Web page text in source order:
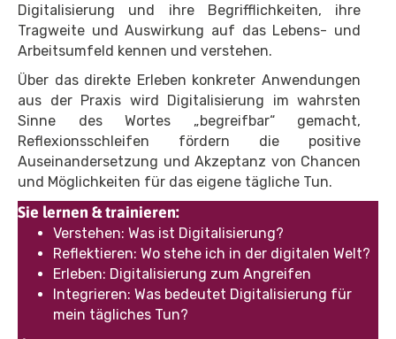
Digitalisierung und ihre Begrifflichkeiten, ihre
Tragweite und Auswirkung auf das Lebens- und
Arbeitsumfeld kennen und verstehen.
Über das direkte Erleben konkreter Anwendungen
aus der Praxis wird Digitalisierung im wahrsten
Sinne des Wortes „begreifbar“ gemacht,
Reflexionsschleifen fördern die positive
Auseinandersetzung und Akzeptanz von Chancen
und Möglichkeiten für das eigene tägliche Tun.
Sie lernen & trainieren:
Verstehen: Was ist Digitalisierung?
Reflektieren: Wo stehe ich in der digitalen Welt?
Erleben: Digitalisierung zum Angreifen
Integrieren: Was bedeutet Digitalisierung für
mein tägliches Tun?